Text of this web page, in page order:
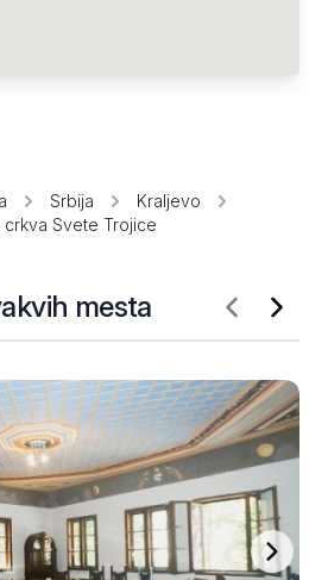
Srbija
Kraljevo
crkva Svete Trojice
mesta